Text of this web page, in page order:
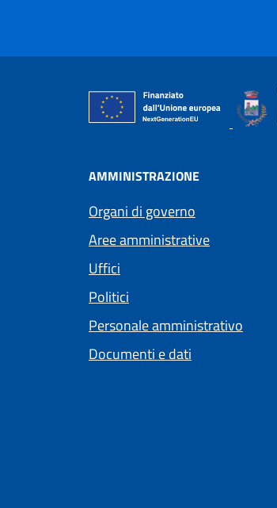
AMMINISTRAZIONE
Organi di governo
Aree amministrative
Uffici
Politici
Personale amministrativo
Documenti e dati